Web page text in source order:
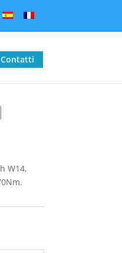
Contatti
W14,